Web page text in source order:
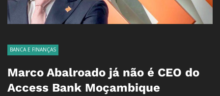
BANCA E FINANÇAS
Marco Abalroado já não é CEO do
Access Bank Moçambique